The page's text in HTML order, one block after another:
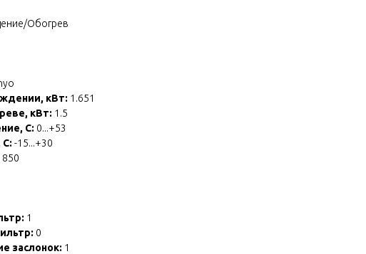
Обогрев
кВт: 1.651
кВт: 1.5
С: 0...+53
С: -15...+30
850
1
0
заслонок: 1